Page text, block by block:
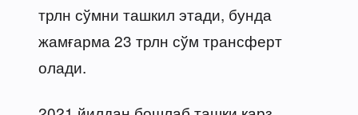
трлн сўмни ташкил этади, бунда
жамғарма 23 трлн сўм трансферт
олади.